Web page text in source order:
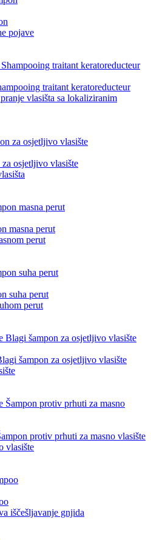
pojave
traitant keratoreducteur
vlasišta sa lokaliziranim
osjetljivo vlasište
masna perut
perut
suha perut
perut
šampon za osjetljivo vlasište
protiv prhuti za masno vlasište
vlasište
iščešljavanje gnjida